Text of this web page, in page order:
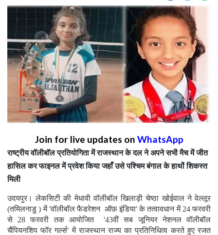
Join for live updates on WhatsApp
राष्ट्रीय वॉलीबॉल प्रतियोगिता में राजस्थान के दल ने अपने सभी मैच में जीत
हासिल कर फाइनल में प्रवेश किया जहाँ उसे पश्चिम बंगाल के हाथों शिकस्त
मिली
उदयपुर। लेकसिटी की मेधावी वॉलीबॉल खिलाड़ी चेष्ठा खोईवाल ने वेल्लूर
(तमिलनाडु ) में 'वॉलीबॉल फैडरेशन ऑफ़ इंडिया' के तत्वावधान में 24 फरवरी
से 28 फरवरी तक आयोजित '43वीं सब जूनियर नेशनल वॉलीबॉल
चैंपियनशिप फॉर गर्ल्स' में राजस्थान राज्य का प्रतिनिधित्व करते हुए रजत